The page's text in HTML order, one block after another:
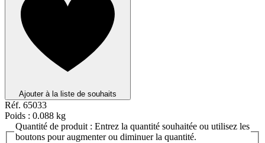
Ajouter à la liste de souhaits
Réf. 65033
Poids : 0.088 kg
Quantité de produit : Entrez la quantité souhaitée ou utilisez les
boutons pour augmenter ou diminuer la quantité.